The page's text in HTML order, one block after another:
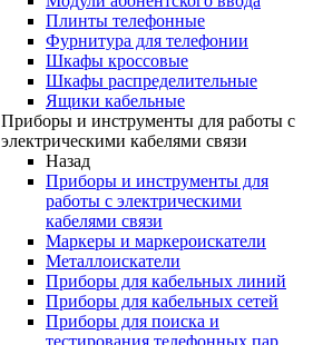
Плинты телефонные
Фурнитура для телефонии
Шкафы кроссовые
Шкафы распределительные
Ящики кабельные
Приборы и инструменты для работы с
электрическими кабелями связи
Назад
Приборы и инструменты для
работы с электрическими
кабелями связи
Маркеры и маркероискатели
Металлоискатели
Приборы для кабельных линий
Приборы для кабельных сетей
Приборы для поиска и
тестирования телефонных пар